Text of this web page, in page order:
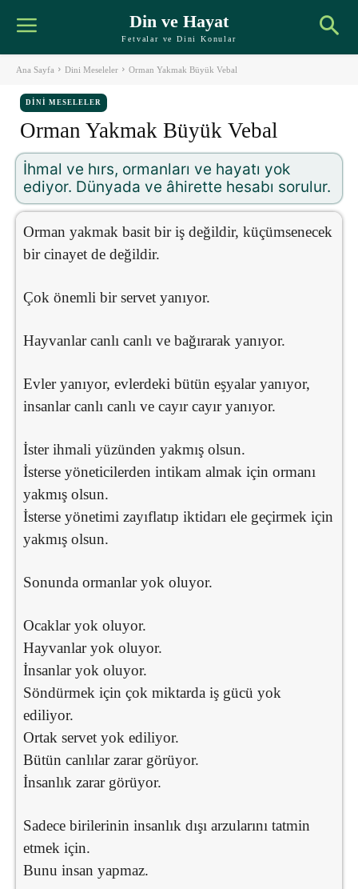
Din ve Hayat
Fetvalar ve Dini Konular
Ana Sayfa Dini Meseleler Orman Yakmak Büyük Vebal
DINI MESELELER
Orman Yakmak Büyük Vebal
İhmal ve hırs, ormanları ve hayatı yok
ediyor. Dünyada ve âhirette hesabı sorulur.
Orman yakmak basit bir iş değildir, küçümsenecek
bir cinayet de değildir.
Çok önemli bir servet yanıyor.
Hayvanlar canlı canlı ve bağırarak yanıyor.
Evler yanıyor, evlerdeki bütün eşyalar yanıyor,
insanlar canlı canlı ve cayır cayır yanıyor.
İster ihmali yüzünden yakmış olsun.
İsterse yöneticilerden intikam almak için ormanı
yakmış olsun.
İsterse yönetimi zayıflatıp iktidarı ele geçirmek için
yakmış olsun.
Sonunda ormanlar yok oluyor.
Ocaklar yok oluyor.
Hayvanlar yok oluyor.
İnsanlar yok oluyor.
Söndürmek için çok miktarda iş gücü yok
ediliyor.
Ortak servet yok ediliyor.
Bütün canlılar zarar görüyor.
İnsanlık zarar görüyor.
Sadece birilerinin insanlık dışı arzularını tatmin
etmek için.
Bunu insan yapmaz.